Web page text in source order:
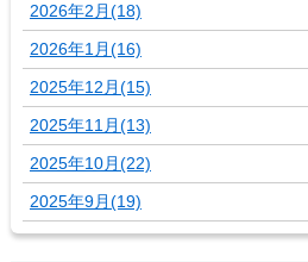
2026年2月(18)
2026年1月(16)
2025年12月(15)
2025年11月(13)
2025年10月(22)
2025年9月(19)